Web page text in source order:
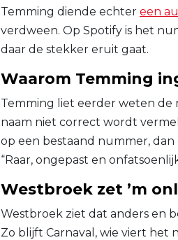
Temming diende echter een
verdween. Op Spotify is het
daar de stekker eruit gaat.
Waarom Temming
Temming liet eerder weten de
naam niet correct wordt
op een bestaand nummer,
“Raar, ongepast en
Westbroek zet ’m
Westbroek ziet dat anders en
Zo blijft Carnaval, wie viert